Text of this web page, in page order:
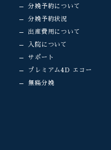
分娩予約について
分娩予約状況
出産費用について
入院について
サポート
プレミアム4D エコー
無痛分娩